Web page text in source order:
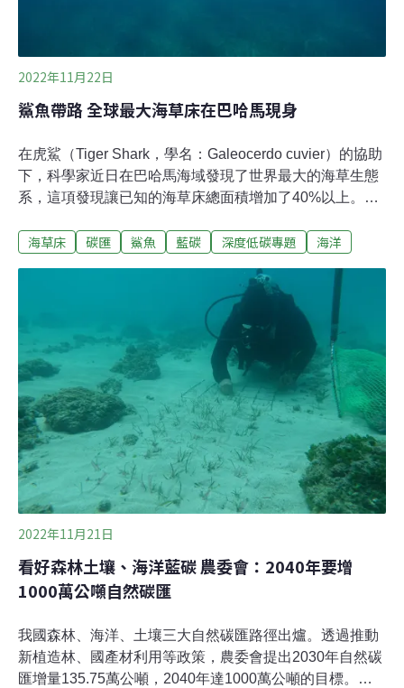
2022年11月22日
鯊魚帶路 全球最大海草床在巴哈馬現身
在虎鯊（Tiger Shark，學名：Galeocerdo cuvier）的協助
下，科學家近日在巴哈馬海域發現了世界最大的海草生態
系，這項發現讓已知的海草床總面積增加了40%以上。海
吸收和儲存大量碳，是重要的「藍碳」資源。對緩解氣候
並不容易。有些區域海水混濁或、有些海草則和其他植物
混在一起，若是只靠飛機或衛星辨識，往往會有很大的誤
差。目前，全球海草床總面積的估值從16萬平方公里到
160萬平方公里不等，差距甚大。派潛水員「實地考察」
雖然精準，但速度慢、昂貴、也有很多限制。海洋保護組
織「波浪之下」（Beneath The Waves, BTW）團隊因此
看上虎鯊，希望藉由虎鯊視角量測巴哈馬海草床的範圍。
虎鯊能到達相當深的地方，活動範圍廣，而且會長時間在
海草床附近活動。BTW團隊說明，他們在八隻虎鯊
海草床 碳匯 鯊魚 藍碳 深度低碳專題 海洋
2022年11月21日
看好森林土壤、海洋藍碳 農委會：2040年要增
1000萬公噸自然碳匯
我國森林、海洋、土壤三大自然碳匯路徑出爐。透過推動
新植造林、國產材利用等政策，農委會提出2030年自然碳
匯增量135.75萬公噸，2040年達1000萬公噸的目標。相